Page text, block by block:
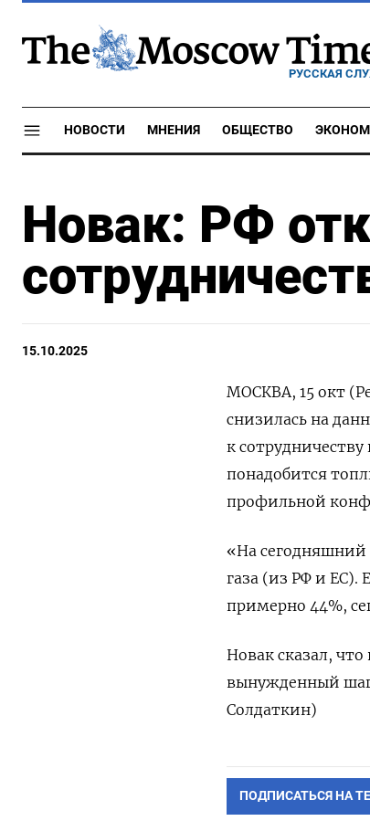
РУССКАЯ
НОВОСТИ МНЕНИЯ ОБЩЕСТВО
Новак: РФ
15.10.2025
МОСКВА, 15 окт
снизилась на
к
понадобится
профильной
«На сегодняшний
газа (из РФ и ЕС).
примерно 44%,
Новак сказал,
вынужденный
Солдаткин)
ПОДПИСАТЬСЯ НА